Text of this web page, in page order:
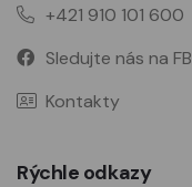
+421 910 101 600
Sledujte nás na FB
Kontakty
Rýchle odkazy